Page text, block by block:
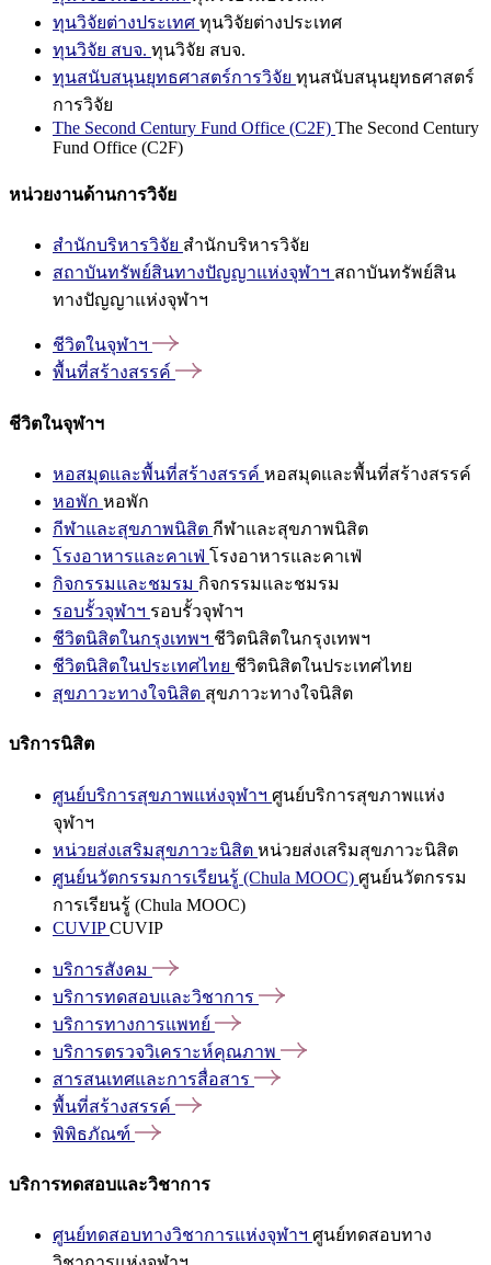
ทุนวิจัยต่างประเทศ ทุนวิจัยต่างประเทศ
ทุนวิจัย สบจ. ทุนวิจัย สบจ.
ทุนสนับสนุนยุทธศาสตร์การวิจัย ทุนสนับสนุนยุทธศาสตร์
การวิจัย
The Second Century Fund Office (C2F) The Second Century
Fund Office (C2F)
หน่วยงานด้านการวิจัย
สำนักบริหารวิจัย สำนักบริหารวิจัย
สถาบันทรัพย์สินทางปัญญาแห่งจุฬาฯ สถาบันทรัพย์สิน
ทางปัญญาแห่งจุฬาฯ
ชีวิตในจุฬาฯ
พื้นที่สร้างสรรค์
ชีวิตในจุฬาฯ
หอสมุดและพื้นที่สร้างสรรค์ หอสมุดและพื้นที่สร้างสรรค์
หอพัก หอพัก
กีฬาและสุขภาพนิสิต กีฬาและสุขภาพนิสิต
โรงอาหารและคาเฟ่ โรงอาหารและคาเฟ่
กิจกรรมและชมรม กิจกรรมและชมรม
รอบรั้วจุฬาฯ รอบรั้วจุฬาฯ
ชีวิตนิสิตในกรุงเทพฯ ชีวิตนิสิตในกรุงเทพฯ
ชีวิตนิสิตในประเทศไทย ชีวิตนิสิตในประเทศไทย
สุขภาวะทางใจนิสิต สุขภาวะทางใจนิสิต
บริการนิสิต
ศูนย์บริการสุขภาพแห่งจุฬาฯ ศูนย์บริการสุขภาพแห่ง
จุฬาฯ
หน่วยส่งเสริมสุขภาวะนิสิต หน่วยส่งเสริมสุขภาวะนิสิต
ศูนย์นวัตกรรมการเรียนรู้ (Chula MOOC) ศูนย์นวัตกรรม
การเรียนรู้ (Chula MOOC)
CUVIPCUVIP
บริการสังคม
บริการทดสอบและวิชาการ
บริการทางการแพทย์
บริการตรวจวิเคราะห์คุณภาพ
สารสนเทศและการสื่อสาร
พื้นที่สร้างสรรค์
พิพิธภัณฑ์
บริการทดสอบและวิชาการ
ศูนย์ทดสอบทางวิชาการแห่งจุฬาฯ ศูนย์ทดสอบทาง